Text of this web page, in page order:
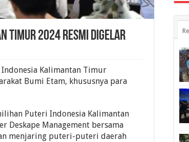
Timur 2024 Resmi Digelar
Kalimantan Timur
Bumi Etam, khususnya para
Puteri Indonesia Kalimantan
Deskape Management bersama
menjaring puteri-puteri daerah